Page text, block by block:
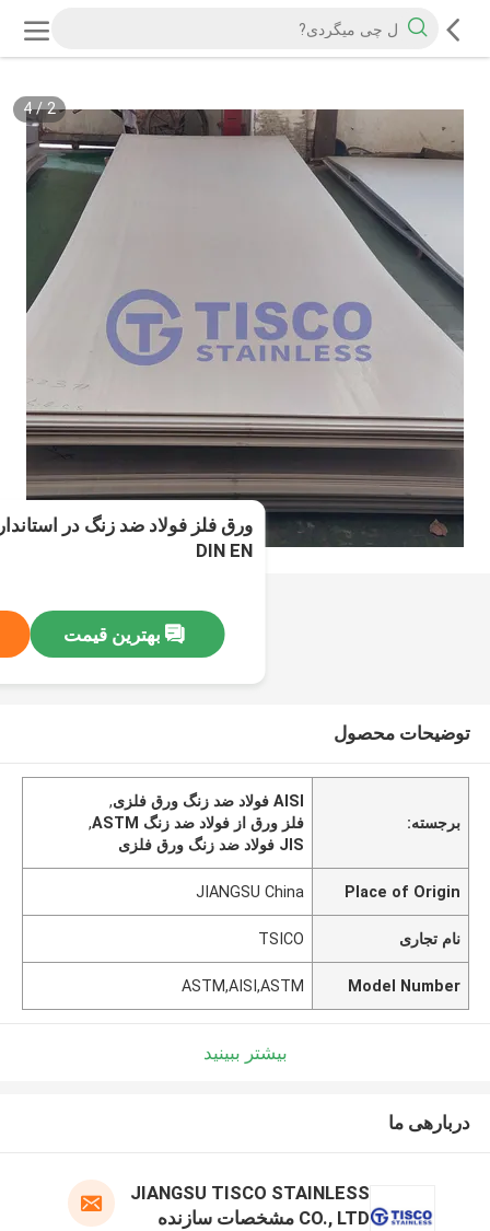
2
/
4
DIN EN
بهترین قیمت
توضیحات محصول
برجسته:
AISI فولاد ضد زنگ ورق فلزی
,
فلز ورق از فولاد ضد زنگ ASTM
,
JIS فولاد ضد زنگ ورق فلزی
Place of Origin
JIANGSU China
نام تجاری TSICO
Model Number
ASTM,AISI,ASTM
بیشتر ببینید
دربارهی ما
JIANGSU TISCO STAINLESS
CO., LTD مشخصات سازنده